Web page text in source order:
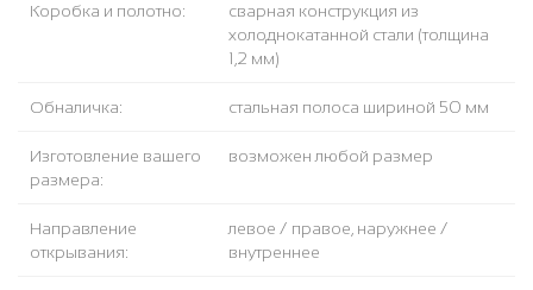
Коробка и полотно:
сварная конструкция из
холоднокатанной стали (толщина
1,2 мм)
Обналичка: стальная полоса шириной 50 мм
Изготовление вашего
размера:
возможен любой размер
Направление
открывания:
левое / правое, наружнее /
внутреннее